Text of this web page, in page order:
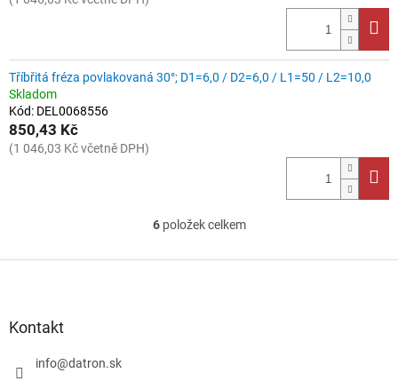
Tříbřitá fréza povlakovaná 30°; D1=6,0 / D2=6,0 / L1=50 / L2=10,0
Skladom
Kód: DEL0068556
850,43 Kč
(1 046,03 Kč včetně DPH)
O
l
6položek celkem
Kontakt
info@datron.sk